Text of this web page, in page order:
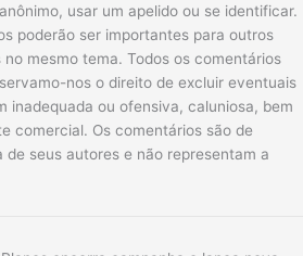
usar um apelido ou se identificar.
poderão ser importantes para outros
mesmo tema. Todos os comentários
nos o direito de excluir eventuais
inadequada ou ofensiva, caluniosa, bem
comercial. Os comentários são de
de seus autores e não representam a